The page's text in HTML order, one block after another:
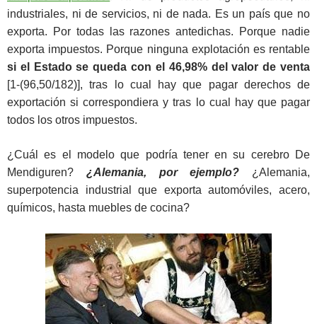
industriales, ni de servicios, ni de nada. Es un país que no
exporta. Por todas las razones antedichas. Porque nadie
exporta impuestos. Porque ninguna explotación es rentable
si el Estado se queda con el 46,98% del valor de venta
[1-(96,50/182)], tras lo cual hay que pagar derechos de
exportación si correspondiera y tras lo cual hay que pagar
todos los otros impuestos.
¿Cuál es el modelo que podría tener en su cerebro De
Mendiguren? ¿Alemania, por ejemplo? ¿Alemania,
superpotencia industrial que exporta automóviles, acero,
químicos, hasta muebles de cocina?